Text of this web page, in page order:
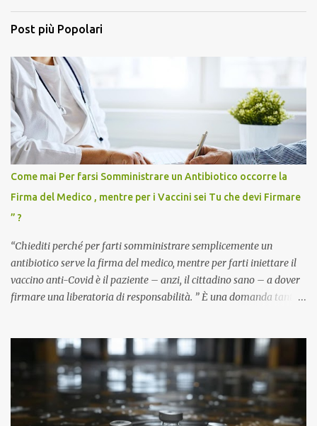
Post più Popolari
Come mai Per farsi Somministrare un Antibiotico occorre la
Firma del Medico , mentre per i Vaccini sei Tu che devi Firmare
” ?
“Chiediti perché per farti somministrare semplicemente un
antibiotico serve la firma del medico, mentre per farti iniettare il
vaccino anti-Covid è il paziente – anzi, il cittadino sano – a dover
firmare una liberatoria di responsabilità. ” È una domanda tanto
pandemia. Un interrogativo che dovrebbe scuotere chiunque abbia
ancora il coraggio di pensare con la propria testa. Per il vaccino
anti-Covid, un pro-farmaco, con autorizzazione condizionata,
sviluppato in tempi record, con tecnologie mai utilizzate prima su
larga scala, ancora oggetto di studio e di discussione